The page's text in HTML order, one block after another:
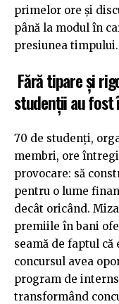
primelor ore și
până la modul în
presiunea timpului.
Fără tipare și
studenții au fost
70 de studenți,
membri, ore
provocare: să
pentru o lume
decât oricând.
premiile în bani
seamă de faptul
concursul avea
program de
transformând